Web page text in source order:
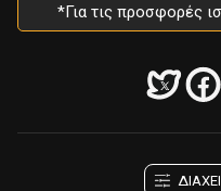
*Για τις προσφορές